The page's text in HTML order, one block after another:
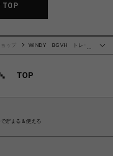
TOP
ップ
WINDY BGVH トレー
貯まる＆使える